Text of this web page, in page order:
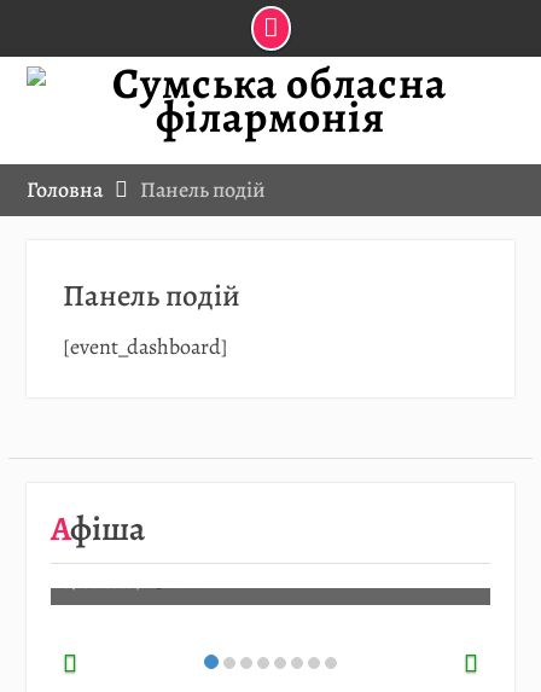
Skip
Головна Панель подій
Панель подій
[event_dashboard]
Афіша
08.08
Детальніше…